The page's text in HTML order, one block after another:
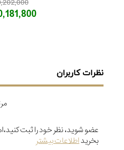
200,202,000
180,181,800
نظرات کاربران
عضو شوید، نظر خود را ثبت
بخریداطلاعات بیشتر